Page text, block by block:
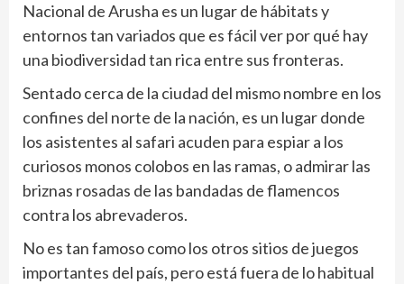
Nacional de Arusha es un lugar de hábitats y
entornos tan variados que es fácil ver por qué hay
una biodiversidad tan rica entre sus fronteras.
Sentado cerca de la ciudad del mismo nombre en los
confines del norte de la nación, es un lugar donde
los asistentes al safari acuden para espiar a los
curiosos monos colobos en las ramas, o admirar las
briznas rosadas de las bandadas de flamencos
contra los abrevaderos.
No es tan famoso como los otros sitios de juegos
importantes del país, pero está fuera de lo habitual